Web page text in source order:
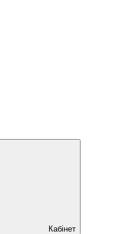
Кабінет